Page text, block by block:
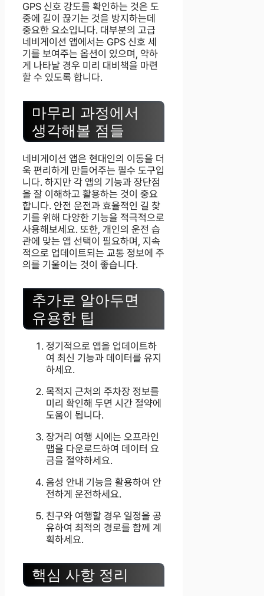
GPS 신호 강도를 확인하는 것은 도
중에 길이 끊기는 것을 방지하는데
중요한 요소입니다. 대부분의 고급
네비게이션 앱에서는 GPS 신호 세
기를 보여주는 옵션이 있으며, 약하
게 나타날 경우 미리 대비책을 마련
할 수 있도록 합니다.
마무리 과정에서
생각해볼 점들
네비게이션 앱은 현대인의 이동을 더
욱 편리하게 만들어주는 필수 도구입
니다. 하지만 각 앱의 기능과 장단점
을 잘 이해하고 활용하는 것이 중요
합니다. 안전 운전과 효율적인 길 찾
기를 위해 다양한 기능을 적극적으로
사용해보세요. 또한, 개인의 운전 습
관에 맞는 앱 선택이 필요하며, 지속
적으로 업데이트되는 교통 정보에 주
의를 기울이는 것이 좋습니다.
추가로 알아두면
유용한 팁
정기적으로 앱을 업데이트하
여 최신 기능과 데이터를 유지
하세요.
목적지 근처의 주차장 정보를
미리 확인해 두면 시간 절약에
도움이 됩니다.
장거리 여행 시에는 오프라인
맵을 다운로드하여 데이터 요
금을 절약하세요.
음성 안내 기능을 활용하여 안
전하게 운전하세요.
친구와 여행할 경우 일정을 공
유하여 최적의 경로를 함께 계
획하세요.
핵심 사항 정리